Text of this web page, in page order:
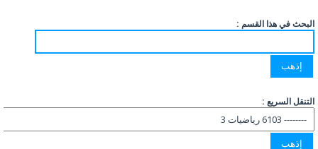
البحث في هذا القسم :
التنقل السريع :